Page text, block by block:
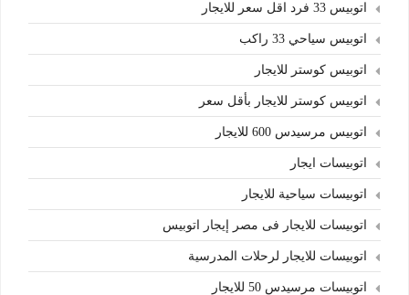
اتوبيس 33 فرد اقل سعر للايجار
اتوبيس سياحي 33 راكب
اتوبيس كوستر للايجار
اتوبيس كوستر للايجار بأقل سعر
اتوبيس مرسيدس 600 للايجار
اتوبيسات ايجار
اتوبيسات سياحية للايجار
اتوبيسات للايجار فى مصر إيجار اتوبيس
اتوبيسات للايجار لرحلات المدرسية
اتوبيسات مرسيدس 50 للايجار